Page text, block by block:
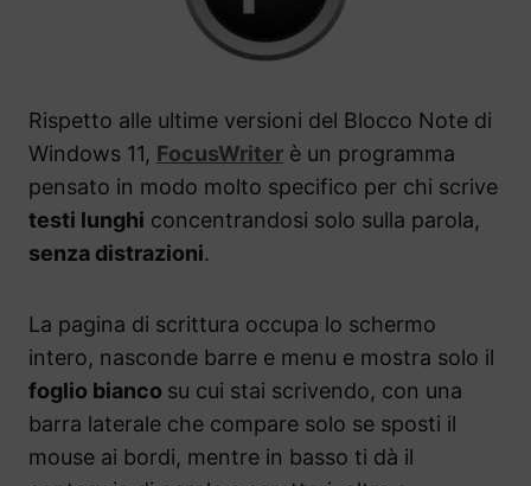
Rispetto alle ultime versioni del Blocco Note di
Windows 11, FocusWriter è un programma
pensato in modo molto specifico per chi scrive
testi lunghi concentrandosi solo sulla parola,
senza distrazioni.
La pagina di scrittura occupa lo schermo
intero, nasconde barre e menu e mostra solo il
foglio bianco su cui stai scrivendo, con una
barra laterale che compare solo se sposti il
mouse ai bordi, mentre in basso ti dà il